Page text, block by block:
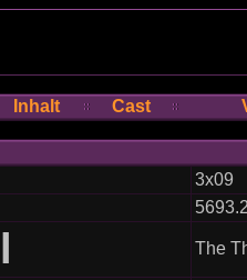
Inhalt Cast
3x09
The